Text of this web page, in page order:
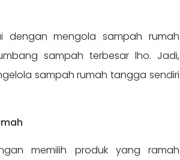
dengan mengola sampah rumah
sampah terbesar lho. Jadi,
sampah rumah tangga sendiri
memilih produk yang ramah